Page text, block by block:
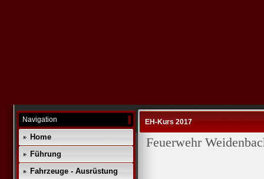
Navigation
Home
Führung
Fahrzeuge - Ausrüstung
EH-Kurs 2017
Feuerwehr